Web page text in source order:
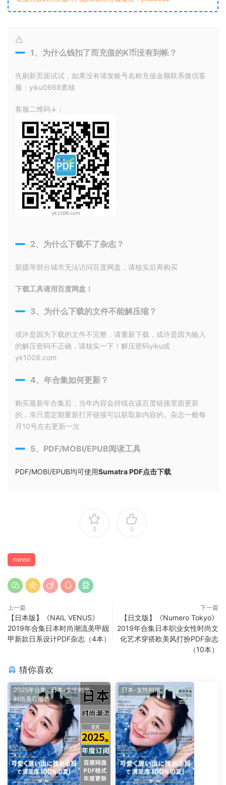
1、为什么钱扣了而充值的K币没有到帐？
先刷新页面试试，如果没有请发账号名称充值金额联系微信客
服：yiku0668查核
客服二维码↓：
2、为什么下载不了杂志？
新疆等部分城市无法访问百度网盘，请核实后再购买
下载工具请用百度网盘！
3、为什么下载的文件不能解压缩？
或许是因为下载的文件不完整，请重新下载，或许是因为输入
的解压密码不正确，请核实一下！解压密码yiku或
yk1008.com
4、年合集如何更新？
购买最新年合集后，当年内容会持续在该百度链接里面更新
的，亲只需定期重新打开链接可以获取新内容的。杂志一般每
月10号左右更新一次
5、PDF/MOBI/EPUB阅读工具
PDF/MOBI/EPUB均可使用Sumatra PDF点击下载
0 0
nonno
上一篇
【日本版】《NAIL VENUS》
2019年合集日本时尚潮流美甲靓
甲新款日系设计PDF杂志（4本）
下一篇
【日文版】《Numero Tokyo》
2019年合集日本职业女性时尚文
化艺术穿搭欧美风打扮PDF杂志
（10本）
猜你喜欢
2025年合集·日本-女性时尚·
时尚美容服饰
日本-女性时尚